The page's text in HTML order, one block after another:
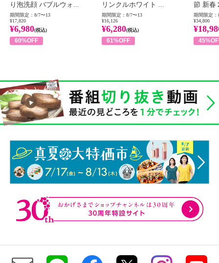
り泡洗顔 バブルウォ...
期間限定：8/7〜13
¥17,820
¥6,980(税込)
60%OFF
リンクルホワイト ...
期間限定：8/7〜13
¥16,126
¥6,280(税込)
61%OFF
節 新春
期間限定：
¥34,800